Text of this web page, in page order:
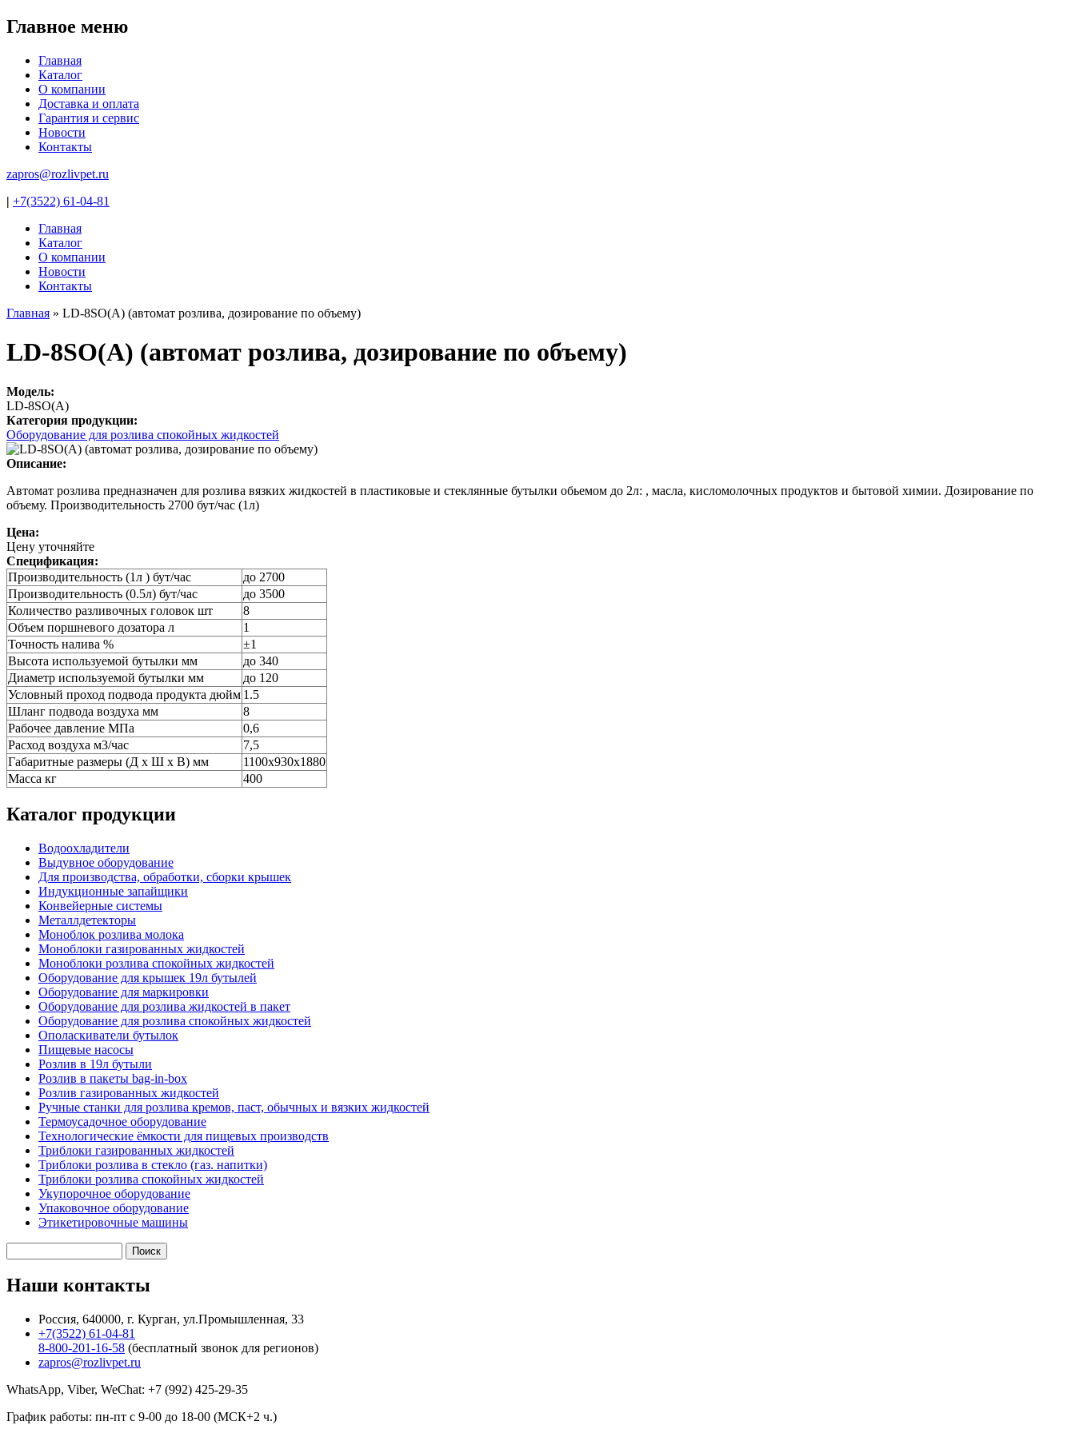
Главное меню
Главная
Каталог
О компании
Доставка и оплата
Гарантия и сервис
Новости
Контакты
zapros@rozlivpet.ru
| +7(3522) 61-04-81
Главная
Каталог
О компании
Новости
Контакты
Главная » LD-8SO(A) (автомат розлива, дозирование по объему)
LD-8SO(A) (автомат розлива, дозирование по объему)
Модель:
LD-8SO(A)
Категория продукции:
Оборудование для розлива спокойных жидкостей
Описание:
Автомат розлива предназначен для розлива вязких жидкостей в пластиковые и стеклянные бутылки обьемом до 2л: , масла, кисломолочных продуктов и бытовой химии. Дозирование по
объему. Производительность 2700 бут/час (1л)
Цена:
Цену уточняйте
Спецификация:
Производительность (1л ) бут/час
до 2700
Производительность (0.5л) бут/час
до 3500
Количество разливочных головок шт
8
Объем поршневого дозатора л
1
Точность налива %
±1
Высота используемой бутылки мм
до 340
Диаметр используемой бутылки мм
до 120
Условный проход подвода продукта дюйм 1.5
Шланг подвода воздуха мм
8
Рабочее давление МПа
0,6
Расход воздуха м3/час
7,5
Габаритные размеры (Д х Ш х В) мм
1100х930х1880
Масса кг
400
Каталог продукции
Водоохладители
Выдувное оборудование
Для производства, обработки, сборки крышек
Индукционные запайщики
Конвейерные системы
Металлдетекторы
Моноблок розлива молока
Моноблоки газированных жидкостей
Моноблоки розлива спокойных жидкостей
Оборудование для крышек 19л бутылей
Оборудование для маркировки
Оборудование для розлива жидкостей в пакет
Оборудование для розлива спокойных жидкостей
Ополаскиватели бутылок
Пищевые насосы
Розлив в 19л бутыли
Розлив в пакеты bag-in-box
Розлив газированных жидкостей
Ручные станки для розлива кремов, паст, обычных и вязких жидкостей
Термоусадочное оборудование
Технологические ёмкости для пищевых производств
Триблоки газированных жидкостей
Триблоки розлива в стекло (газ. напитки)
Триблоки розлива спокойных жидкостей
Укупорочное оборудование
Упаковочное оборудование
Этикетировочные машины
Наши контакты
Россия, 640000, г. Курган, ул.Промышленная, 33
+7(3522) 61-04-81
8-800-201-16-58 (бесплатный звонок для регионов)
zapros@rozlivpet.ru
WhatsApp, Viber, WeChat: +7 (992) 425-29-35
График работы: пн-пт с 9-00 до 18-00 (МСК+2 ч.)